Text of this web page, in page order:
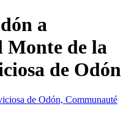
a
Monte de la
de Odón
de Odón, Communauté